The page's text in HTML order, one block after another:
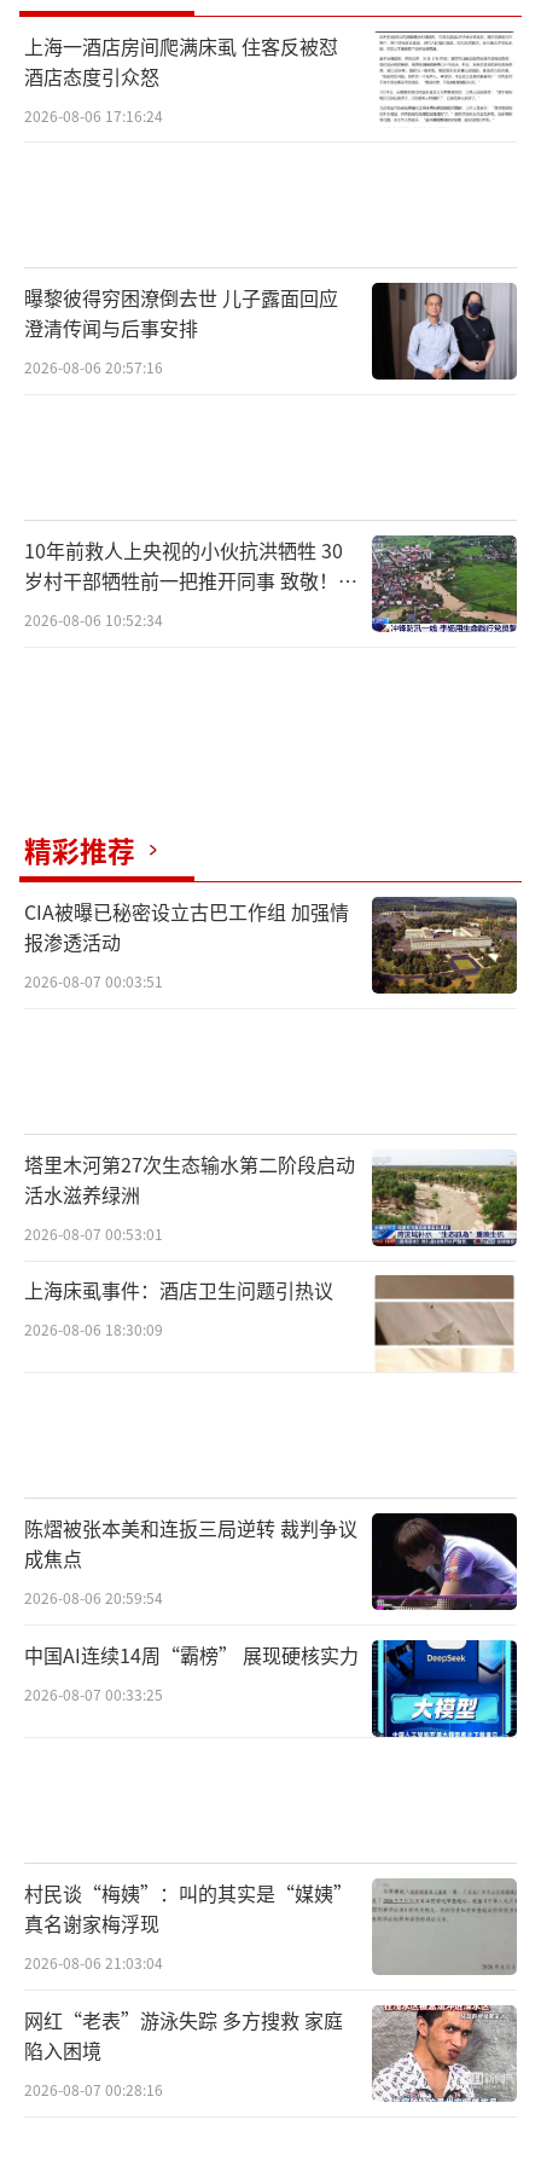
上海一酒店房间爬满床虱 住客反被怼
酒店态度引众怒
2026-08-06 17:16:24
曝黎彼得穷困潦倒去世 儿子露面回应
澄清传闻与后事安排
2026-08-06 20:57:16
10年前救人上央视的小伙抗洪牺牲 30
岁村干部牺牲前一把推开同事 致敬！送
别！
2026-08-06 10:52:34
精彩推荐
CIA被曝已秘密设立古巴工作组 加强情
报渗透活动
2026-08-07 00:03:51
塔里木河第27次生态输水第二阶段启动
活水滋养绿洲
2026-08-07 00:53:01
上海床虱事件：酒店卫生问题引热议
2026-08-06 18:30:09
陈熠被张本美和连扳三局逆转 裁判争议
成焦点
2026-08-06 20:59:54
中国AI连续14周“霸榜” 展现硬核实力
2026-08-07 00:33:25
村民谈“梅姨”：叫的其实是“媒姨”
真名谢家梅浮现
2026-08-06 21:03:04
网红“老表”游泳失踪 多方搜救 家庭
陷入困境
2026-08-07 00:28:16